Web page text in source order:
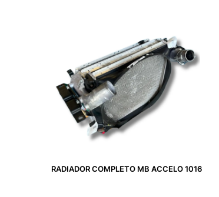
RADIADOR COMPLETO MB ACCELO 1016